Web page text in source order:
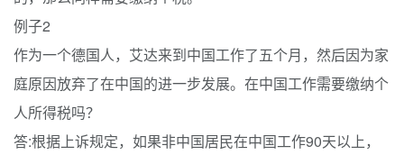
例子2
作为一个德国人，艾达来到中国工作了五个月，然后因为家
庭原因放弃了在中国的进一步发展。在中国工作需要缴纳个
人所得税吗？
答:根据上诉规定，如果非中国居民在中国工作90天以上，